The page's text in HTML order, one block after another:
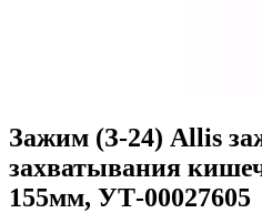
Зажим (З-24) Allis
захватывания
155мм, УТ-00027605